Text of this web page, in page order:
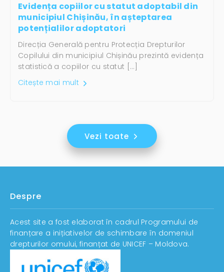
Evidența copiilor cu statut adoptabil din
municipiul Chișinău, în așteptarea
potențialilor adoptatori
Direcția Generală pentru Protecția Drepturilor
Copilului din municipiul Chișinău prezintă evidența
statistică a copiilor cu statut […]
Citește mai mult
Vezi toate
Despre
Acest site a fost elaborat în cadrul Programului de
finanțare a inițiativelor de schimbare în domeniul
drepturilor omului, finanțat de UNICEF – Moldova.